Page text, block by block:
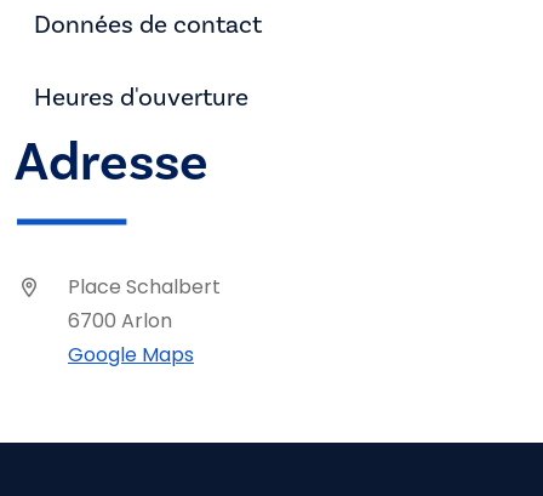
Données de contact
Heures d'ouverture
Adresse
Place Schalbert
6700 Arlon
Google Maps